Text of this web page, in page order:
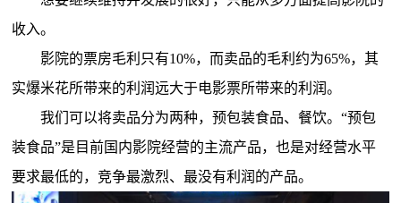
收入。
影院的票房毛利只有10%，而卖品的毛利约为65%，其
实爆米花所带来的利润远大于电影票所带来的利润。
我们可以将卖品分为两种，预包装食品、餐饮。“预包
装食品”是目前国内影院经营的主流产品，也是对经营水平
要求最低的，竞争最激烈、最没有利润的产品。